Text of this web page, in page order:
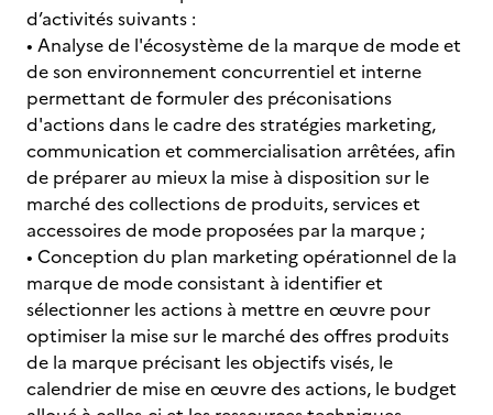
d’activités suivants :
• Analyse de l'écosystème de la marque de mode et
de son environnement concurrentiel et interne
permettant de formuler des préconisations
d'actions dans le cadre des stratégies marketing,
communication et commercialisation arrêtées, afin
de préparer au mieux la mise à disposition sur le
marché des collections de produits, services et
accessoires de mode proposées par la marque ;
• Conception du plan marketing opérationnel de la
marque de mode consistant à identifier et
sélectionner les actions à mettre en œuvre pour
optimiser la mise sur le marché des offres produits
de la marque précisant les objectifs visés, le
calendrier de mise en œuvre des actions, le budget